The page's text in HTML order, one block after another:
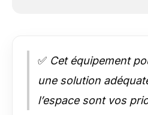
✅ Cet équipement
une solution
l’espace sont vos